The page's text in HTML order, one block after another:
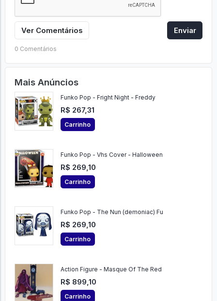
Ver Comentários Enviar
0 Comentários
Mais Anúncios
Funko Pop - Fright Night - Freddy
R$ 267,31
Carrinho
Funko Pop - Vhs Cover - Halloween
R$ 269,10
Carrinho
Funko Pop - The Nun (demoniac) Fu
R$ 269,10
Carrinho
Action Figure - Masque Of The Red
R$ 899,10
Carrinho